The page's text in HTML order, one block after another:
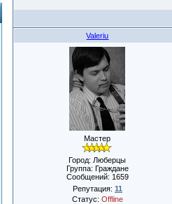
Valeriu
Мастер
Город: Люберцы
Группа: Граждане
Сообщений: 1659
Репутация: 11
Статус: Offline